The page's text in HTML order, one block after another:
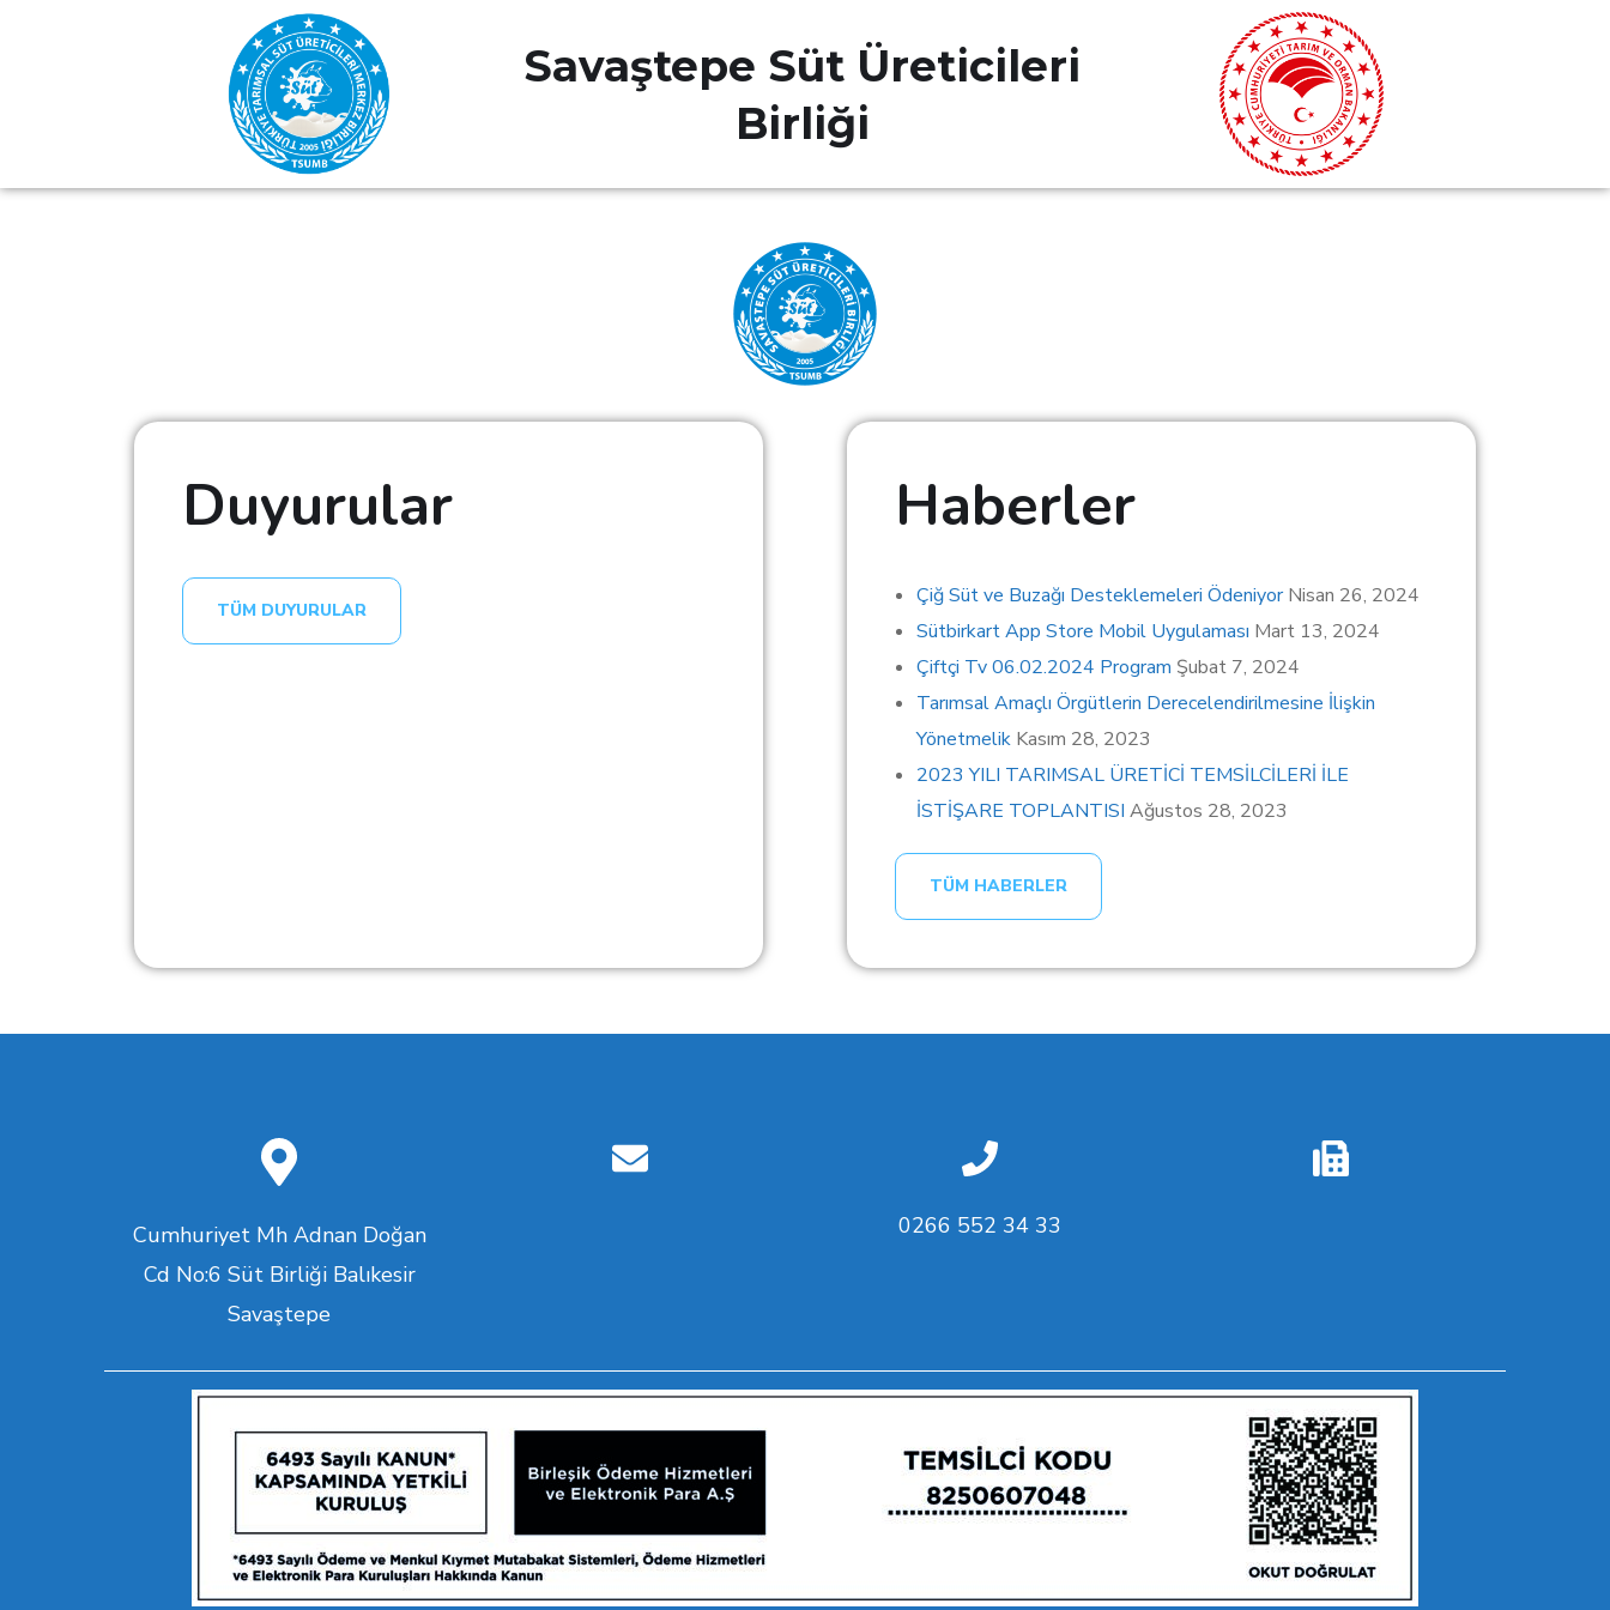
Savaştepe Süt Üreticileri
Birliği
Duyurular
TÜM DUYURULAR
Haberler
Çiğ Süt ve Buzağı Desteklemeleri Ödeniyor Nisan 26, 2024
Sütbirkart App Store Mobil Uygulaması Mart 13, 2024
Çiftçi Tv 06.02.2024 Program Şubat 7, 2024
Tarımsal Amaçlı Örgütlerin Derecelendirilmesine İlişkin
Yönetmelik Kasım 28, 2023
2023 YILI TARIMSAL ÜRETİCİ TEMSİLCİLERİ İLE
İSTİŞARE TOPLANTISI Ağustos 28, 2023
TÜM HABERLER
Cumhuriyet Mh Adnan Doğan
Cd No:6 Süt Birliği Balıkesir
Savaştepe
0266 552 34 33